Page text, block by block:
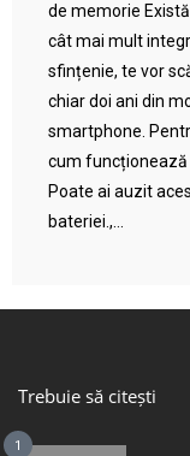
de memorie
cât mai mult
sfințenie, te vor
chiar doi ani din
smartphone.
cum funcționează
Poate ai auzit
bateriei.,...
Trebuie să citești
1